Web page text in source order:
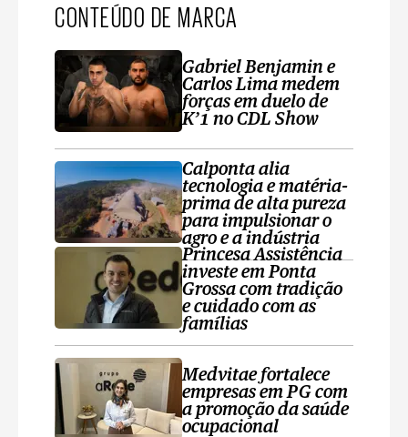
CONTEÚDO DE MARCA
Gabriel Benjamin e
Carlos Lima medem
forças em duelo de
K’1 no CDL Show
Calponta alia
tecnologia e matéria-
prima de alta pureza
para impulsionar o
agro e a indústria
Princesa Assistência
investe em Ponta
Grossa com tradição
e cuidado com as
famílias
Medvitae fortalece
empresas em PG com
a promoção da saúde
ocupacional